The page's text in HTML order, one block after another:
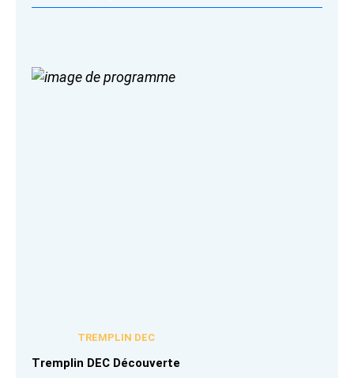
TREMPLIN DEC
Tremplin DEC Découverte